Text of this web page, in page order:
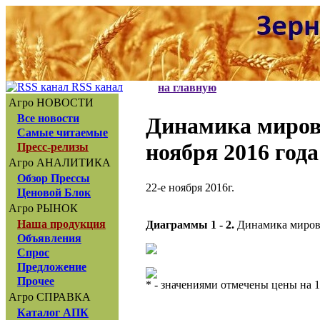
RSS канал
Агро НОВОСТИ
Все новости
Самые читаемые
Пресс-релизы
Агро АНАЛИТИКА
Обзор Прессы
Ценовой Блок
Агро РЫНОК
Наша продукция
Объявления
Спрос
Предложение
Прочее
Агро СПРАВКА
Каталог АПК
на главную
Динамика
ноября 2016 года
22-е ноября 2016г.
Диаграммы 1 - 2. Динамика
* - значениями отмечены цены на